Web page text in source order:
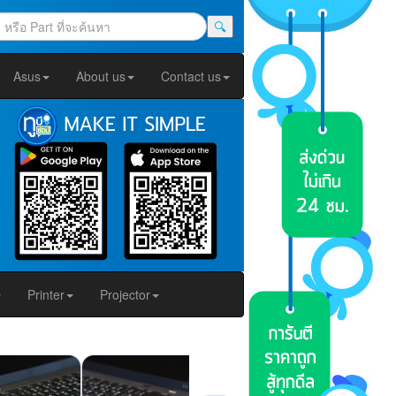
🔍
Asus About us Contact us
Printer Projector